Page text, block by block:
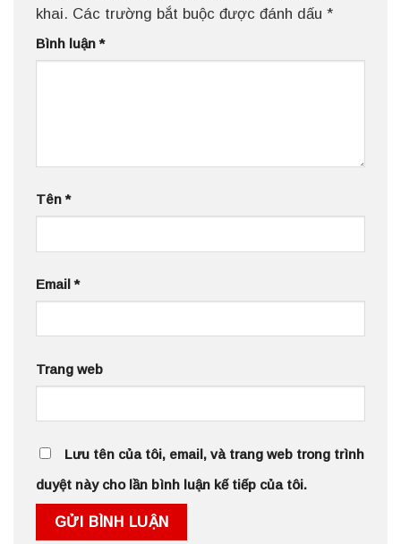
khai. Các trường bắt buộc được đánh dấu *
Bình luận*
Tên*
Email*
Trang web
Lưu tên của tôi, email, và trang web trong trình
duyệt này cho lần bình luận kế tiếp của tôi.